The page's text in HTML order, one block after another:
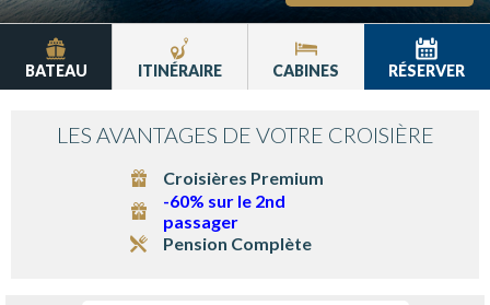
BATEAU ITINÉRAIRE CABINES RÉSERVER
LES AVANTAGES DE VOTRE CROISIÈRE
Croisières Premium
-60% sur le 2nd
passager
Pension Complète